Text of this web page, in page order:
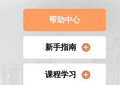
帮助中心
新手指南
注册登录
课程学习